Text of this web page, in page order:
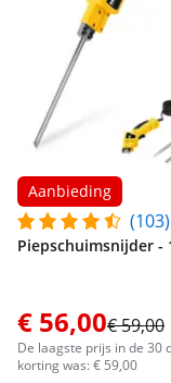
Aanbieding
(103)
Piepschuimsnijder -
€ 56,00€ 59,00
De laagste prijs in de 30
korting was: € 59,00